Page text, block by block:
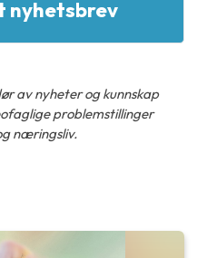
nyhetsbrev
av nyheter og kunnskap
problemstillinger
næringsliv.